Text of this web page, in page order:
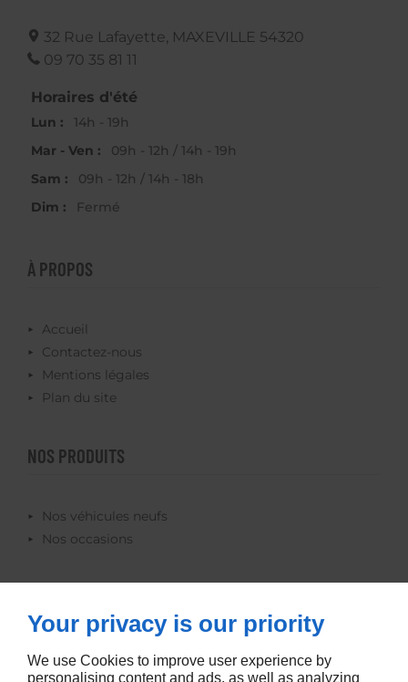
32 Rue Lafayette, MAXEVILLE 54320
09 70 35 81 11
Horaires d'été
Lun :
14h - 19h
Mar - Ven :
09h - 12h / 14h - 19h
Sam :
09h - 12h / 14h - 18h
Dim :
Fermé
À PROPOS
Accueil
Contactez-nous
Mentions légales
Plan du site
NOS PRODUITS
Nos véhicules neufs
Nos occasions
Your privacy is our priority
We use Cookies to improve user experience by
personalising content and ads, as well as analyzing